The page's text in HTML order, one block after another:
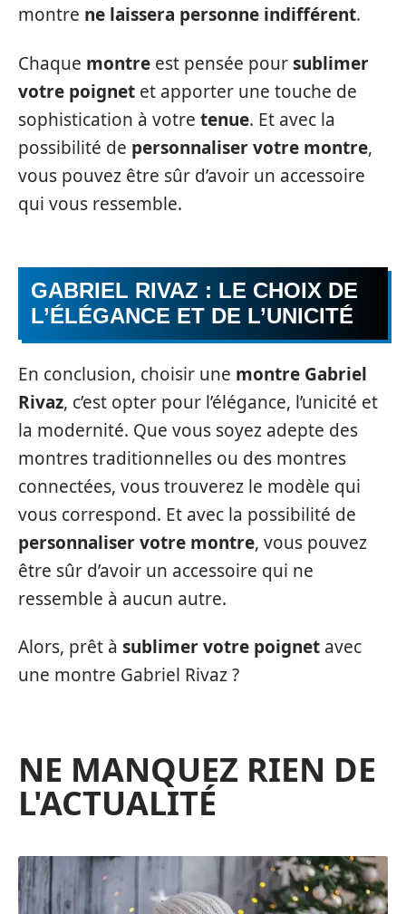
montre ne laissera personne indifférent.
Chaque montre est pensée poursublimer
votre poignet et apporter une touche de
sophistication à votre tenue. Et avec la
possibilité de personnaliser votre montre,
vous pouvez être sûr d’avoir un accessoire
qui vous ressemble.
GABRIEL RIVAZ : LE CHOIX DE
L’ÉLÉGANCE ET DE L’UNICITÉ
En conclusion, choisir une montre Gabriel
Rivaz, c’est opter pour l’élégance, l’unicité et
la modernité. Que vous soyez adepte des
montres traditionnelles ou des montres
connectées, vous trouverez le modèle qui
vous correspond. Et avec la possibilité de
personnaliser votre montre, vous pouvez
être sûr d’avoir un accessoire qui ne
ressemble à aucun autre.
Alors, prêt à sublimer votre poignet avec
une montre Gabriel Rivaz ?
NE MANQUEZ RIEN DE
L'ACTUALITÉ